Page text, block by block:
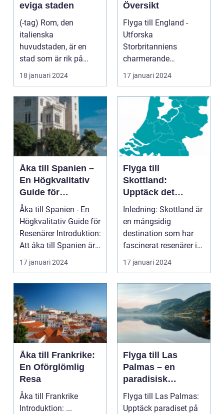
eviga staden
(-tag) Rom, den
italienska
huvudstaden, är en
stad som är rik på
historia, kultur och
vackra sevärd...
18 januari 2024
Översikt
Flyga till England -
Utforska
Storbritanniens
charmerande
destinationer
Övergripande
introduktion ...
17 januari 2024
Åka till Spanien –
En Högkvalitativ
Guide för
Resenärer
Åka till Spanien - En
Högkvalitativ Guide för
Resenärer Introduktion:
Att åka till Spanien är
en dr...
17 januari 2024
Flyga till
Skottland:
Upptäck det
Fascinerande
Landet
Inledning: Skottland är
en mångsidig
destination som har
fascinerat resenärer i
århundraden. Med
sin...
17 januari 2024
Åka till Frankrike:
En Oförglömlig
Resa
Åka till Frankrike
Introduktion: ...
Flyga till Las
Palmas – en
paradisisk
destination
Flyga till Las Palmas:
Upptäck paradiset på